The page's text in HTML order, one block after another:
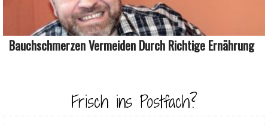
Bauchschmerzen Vermeiden Durch Richtige Ernährung
Frisch ins Postfach?